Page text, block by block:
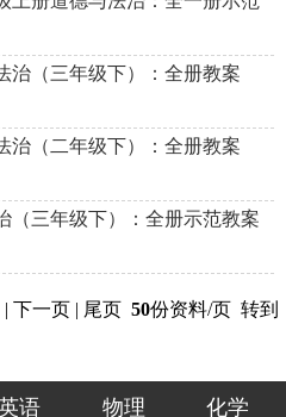
治（三年级下）：全册教案
治（二年级下）：全册教案
（三年级下）：全册示范教案
| 下一页 | 尾页 50份资料/页 转到
语 物理 化学